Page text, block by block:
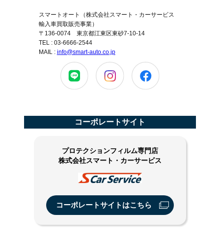
スマートオート（株式会社スマート・カーサービス
輸入車買取販売事業）
〒136-0074 東京都江東区東砂7-10-14
TEL : 03-6666-2544
MAIL : info@smart-auto.co.jp
コーポレートサイト
プロテクションフィルム専門店
株式会社スマート・カーサービス
コーポレートサイトはこちら